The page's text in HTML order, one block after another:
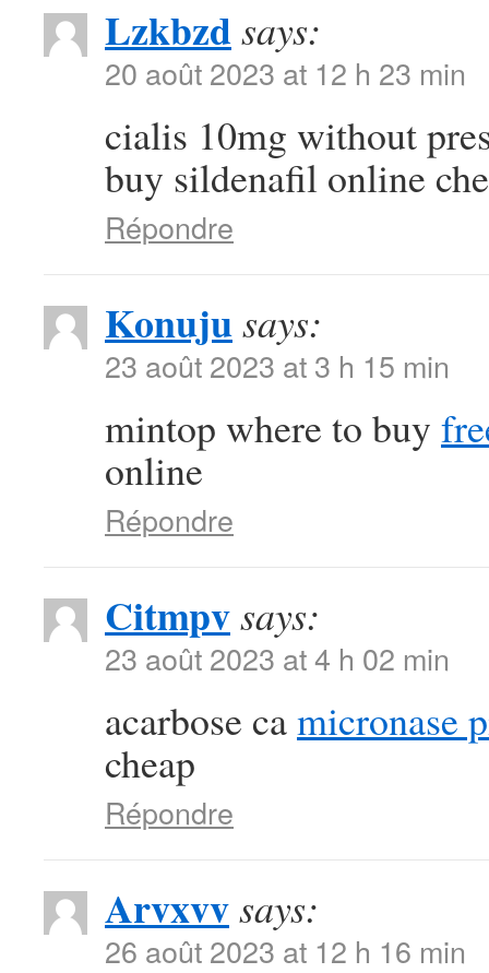
Lzkbzdsays:
20 août 2023 at 12 h 23 min
cialis 10mg without
buy sildenafil online
Répondre
Konujusays:
23 août 2023 at 3 h 15 min
mintop where to buy
online
Répondre
Citmpvsays:
23 août 2023 at 4 h 02 min
acarbose camicronase
cheap
Répondre
Arvxvvsays:
26 août 2023 at 12 h 16 min